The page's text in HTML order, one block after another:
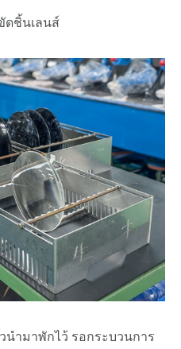
ดชิ้นเลนส์
นำมาพักไว้ รอกระบวนการ